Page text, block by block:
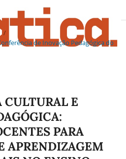
/
de Inovação Pedagógica do
E
PARA
APRENDIZAGEM